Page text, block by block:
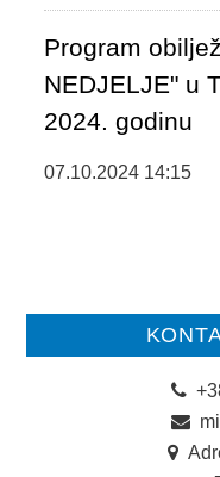
Program
NEDJELJE" u
2024. godinu
07.10.2024 14:15
JAVNE USTANOVE
CENTRI ZA
JAVNE NABAVKE
STRATEŠKI